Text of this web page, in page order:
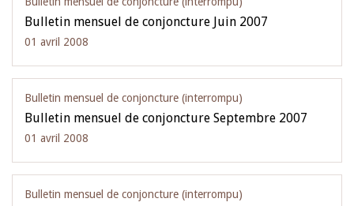
Bulletin mensuel de conjoncture Juin 2007
01 avril 2008
Bulletin mensuel de conjoncture (interrompu)
Bulletin mensuel de conjoncture Septembre 2007
01 avril 2008
Bulletin mensuel de conjoncture (interrompu)